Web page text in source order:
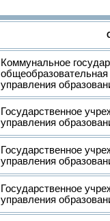
Коммунальное
управления
Государственное
управления
Государственное
управления
Государственное
управления